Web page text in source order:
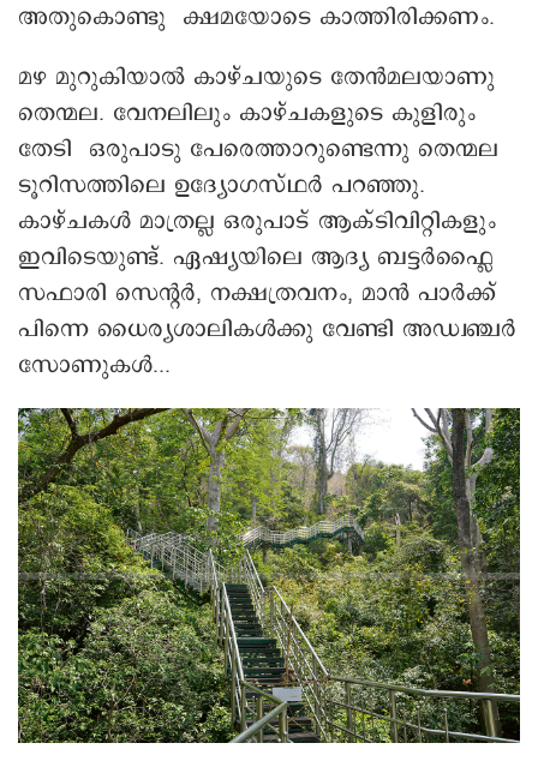
അതുകൊണ്ടു ക്ഷമയോടെ കാത്തിരിക്കണം.
മഴ മുറുകിയാല്‍ കാഴ്ചയുടെ തേൻമലയാണു
തെന്മല. വേനലിലും കാഴ്ചകളുടെ കുളിരും
തേടി ഒരുപാടു പേരെത്താറുണ്ടെന്നു തെന്മല
ടൂറിസത്തിലെ ഉദ്യോഗസ്ഥർ പറഞ്ഞു.
കാഴ്ചകൾ മാത്രല്ല ഒരുപാട് ആക്ടിവിറ്റികളും
ഇവിടെയുണ്ട്. ഏഷ്യയിലെ ആദ്യ ബട്ടർഫ്ലൈ
സഫാരി സെന്റർ‌, നക്ഷത്രവനം, മാൻ പാർക്ക്
പിന്നെ ധൈര്യശാലികൾക്കു വേണ്ടി അഡ്വഞ്ചർ‌
സോണുകൾ...